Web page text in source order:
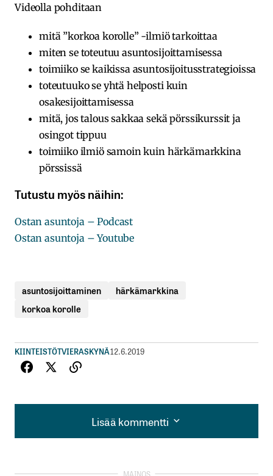
Videolla pohditaan
mitä ”korkoa korolle” -ilmiö tarkoittaa
miten se toteutuu asuntosijoittamisessa
toimiiko se kaikissa asuntosijoitusstrategioissa
toteutuuko se yhtä helposti kuin
osakesijoittamisessa
mitä, jos talous sakkaa sekä pörssikurssit ja
osingot tippuu
toimiiko ilmiö samoin kuin härkämarkkina
pörssissä
Tutustu myös näihin:
Ostan asuntoja – Podcast
Ostan asuntoja – Youtube
asuntosijoittaminen
härkämarkkina
korkoa korolle
KIINTEISTÖTVIERASKYNÄ12.6.2019
Lisää kommentti
Lisää kommentti